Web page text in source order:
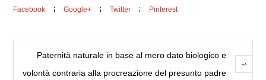
Facebook Google+ Twitter Pinterest
Paternità naturale in base al mero dato biologico e
volontà contraria alla procreazione del presunto padre